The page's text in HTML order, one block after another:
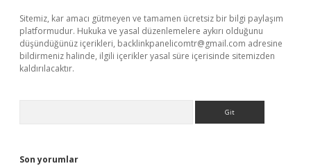
Sitemiz, kar amacı gütmeyen ve tamamen ücretsiz bir bilgi paylaşım
platformudur. Hukuka ve yasal düzenlemelere aykırı olduğunu
düşündüğünüz içerikleri, backlinkpanelicomtr@gmail.com adresine
bildirmeniz halinde, ilgili içerikler yasal süre içerisinde sitemizden
kaldırılacaktır.
Son yorumlar